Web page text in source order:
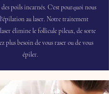
poils incarnés. C'est pourquoi nous
au laser. Notre traitement
élimine le follicule pileux, de sorte
plus besoin de vous raser ou de vous
épiler.